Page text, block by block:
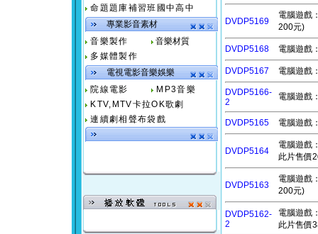
命題題庫補習班國中高中
專業影音素材
音樂製作
音樂材質
多媒體製作
電視電影音樂娛樂
院線電影
MP3音樂
KTV,MTV卡拉OK歌劇
連續劇相聲布袋戲
DVDP5169
電腦遊戲
200元)
DVDP5168 電腦遊戲
DVDP5167 電腦遊戲
DVDP5166-
2
電腦遊戲
DVDP5165 電腦遊戲
DVDP5164
電腦遊戲
此片售價
DVDP5163
電腦遊戲
200元)
DVDP5162-
2
電腦遊戲
此片售價